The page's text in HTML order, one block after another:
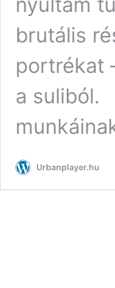
brutális
portrékat
a suliból.
Urbanplayer.hu